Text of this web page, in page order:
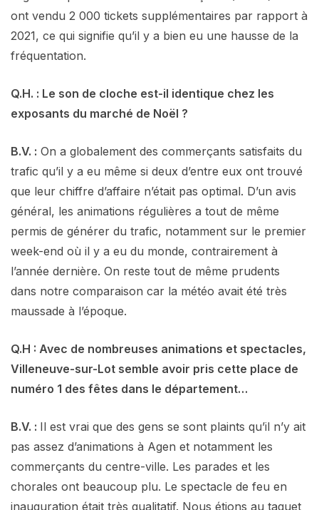
ont vendu 2 000 tickets supplémentaires par rapport à
2021, ce qui signifie qu’il y a bien eu une hausse de la
fréquentation.
Q.H. : Le son de cloche est-il identique chez les
exposants du marché de Noël ?
B.V. : On a globalement des commerçants satisfaits du
trafic qu’il y a eu même si deux d’entre eux ont trouvé
que leur chiffre d’affaire n’était pas optimal. D’un avis
général, les animations régulières a tout de même
permis de générer du trafic, notamment sur le premier
week-end où il y a eu du monde, contrairement à
l’année dernière. On reste tout de même prudents
dans notre comparaison car la météo avait été très
maussade à l’époque.
Q.H : Avec de nombreuses animations et spectacles,
Villeneuve-sur-Lot semble avoir pris cette place de
numéro 1 des fêtes dans le département…
B.V. : Il est vrai que des gens se sont plaints qu’il n’y ait
pas assez d’animations à Agen et notamment les
commerçants du centre-ville. Les parades et les
chorales ont beaucoup plu. Le spectacle de feu en
inauguration était très qualitatif. Nous étions au taquet